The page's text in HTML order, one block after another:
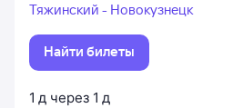
Тяжинский - Новокузнецк
Найти билеты
1 д через 1 д